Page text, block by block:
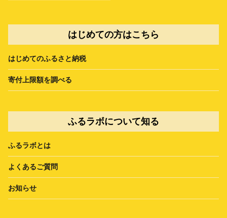
はじめての方はこちら
はじめてのふるさと納税
寄付上限額を調べる
ふるラボについて知る
ふるラボとは
よくあるご質問
お知らせ